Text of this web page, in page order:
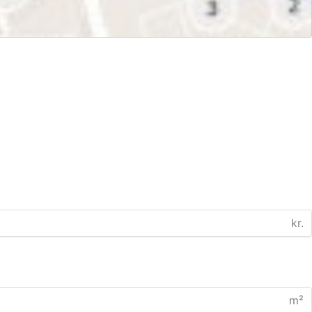
kr.
m²